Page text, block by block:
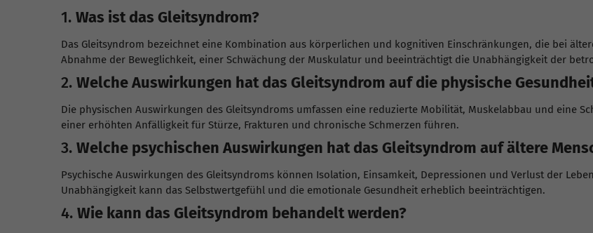
1. Was ist das Gleitsyndrom?
Das Gleitsyndrom bezeichnet eine Kombination aus körperlichen und kognitiven Einschränkungen, die bei
Abnahme der Beweglichkeit, einer Schwächung der Muskulatur und beeinträchtigt die Unabhängigkeit der
2. Welche Auswirkungen hat das Gleitsyndrom auf die physische
Die physischen Auswirkungen des Gleitsyndroms umfassen eine reduzierte Mobilität, Muskelabbau und eine
einer erhöhten Anfälligkeit für Stürze, Frakturen und chronische Schmerzen führen.
3. Welche psychischen Auswirkungen hat das Gleitsyndrom auf ältere
Psychische Auswirkungen des Gleitsyndroms können Isolation, Einsamkeit, Depressionen und Verlust der
Unabhängigkeit kann das Selbstwertgefühl und die emotionale Gesundheit erheblich beeinträchtigen.
4. Wie kann das Gleitsyndrom behandelt werden?